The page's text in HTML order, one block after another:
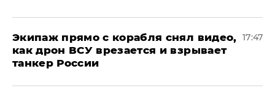
Экипаж прямо с корабля снял видео,
как дрон ВСУ врезается и взрывает
танкер России
17:47